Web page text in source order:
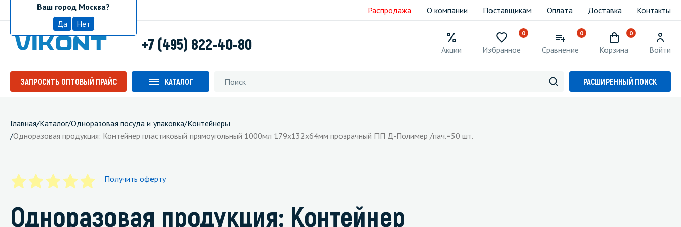
МоскваВаш город Москва?
Да
Нет
Распродажа О компании Поставщикам Оплата Доставка Контакты
+7 (495) 822-40-80 Акции
0
Избранное
0
Сравнение
0
Корзина Войти
ЗАПРОСИТЬ ОПТОВЫЙ ПРАЙС КАТАЛОГ РАСШИРЕННЫЙ ПОИСК
Главная/Каталог/Одноразовая посуда и упаковка/Контейнеры
/Одноразовая продукция: Контейнер пластиковый прямоугольный 1000мл 179х132х64мм прозрачный ПП Д-Полимер /пач.=50 шт.
Получить оферту
Одноразовая продукция: Контейнер